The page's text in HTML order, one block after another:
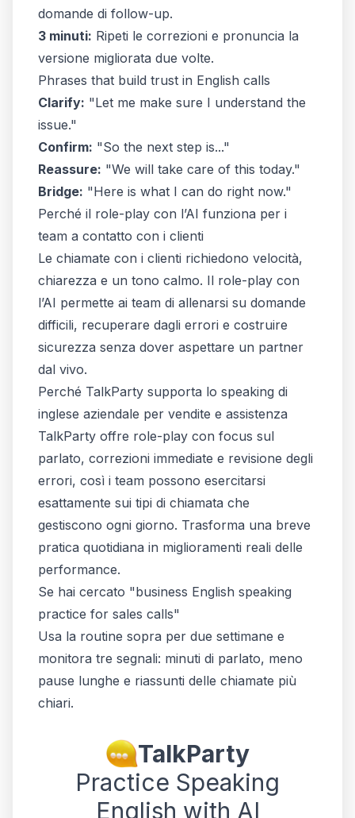
domande di follow-up.
3 minuti: Ripeti le correzioni e pronuncia la
versione migliorata due volte.
Phrases that build trust in English calls
Clarify: "Let me make sure I understand the
issue."
Confirm: "So the next step is..."
Reassure: "We will take care of this today."
Bridge: "Here is what I can do right now."
Perché il role-play con l’AI funziona per i
team a contatto con i clienti
Le chiamate con i clienti richiedono velocità,
chiarezza e un tono calmo. Il role-play con
l’AI permette ai team di allenarsi su domande
difficili, recuperare dagli errori e costruire
sicurezza senza dover aspettare un partner
dal vivo.
Perché TalkParty supporta lo speaking di
inglese aziendale per vendite e assistenza
TalkParty offre role-play con focus sul
parlato, correzioni immediate e revisione degli
errori, così i team possono esercitarsi
esattamente sui tipi di chiamata che
gestiscono ogni giorno. Trasforma una breve
pratica quotidiana in miglioramenti reali delle
performance.
Se hai cercato "business English speaking
practice for sales calls"
Usa la routine sopra per due settimane e
monitora tre segnali: minuti di parlato, meno
pause lunghe e riassunti delle chiamate più
chiari.
TalkParty
Practice Speaking
English with AI